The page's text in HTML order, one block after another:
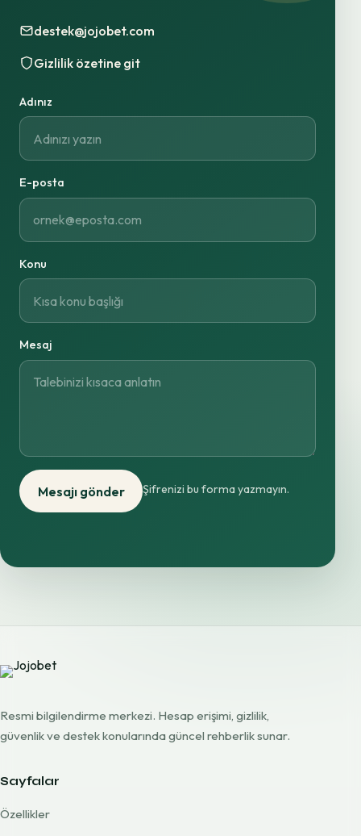
destek@jojobet.com
Gizlilik özetine git
Adınız
E-posta
Konu
Mesaj
Mesajı gönder Şifrenizi bu forma yazmayın.
Resmi bilgilendirme merkezi. Hesap erişimi, gizlilik,
güvenlik ve destek konularında güncel rehberlik sunar.
Sayfalar
Özellikler